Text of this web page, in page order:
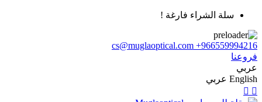
سلة الشراء فارغة !
cs@muglaoptical.com +966559994216
فروعنا
عربي
English عربي